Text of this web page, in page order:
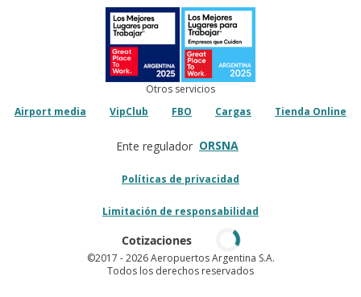
Otros servicios
Airport media
VipClub FBO Cargas Tienda Online
Ente regulador ORSNA
Políticas de privacidad
Limitación de responsabilidad
Cotizaciones
©2017 - 2026 Aeropuertos Argentina S.A.
Todos los derechos reservados